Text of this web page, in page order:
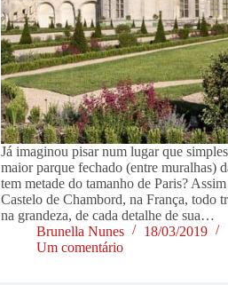
Já imaginou pisar num lugar que
maior parque fechado (entre muralhas)
tem metade do tamanho de Paris?
Castelo de Chambord, na França, todo
na grandeza, de cada detalhe de sua…
Brunella Nunes
18/03/2019
Um comentário